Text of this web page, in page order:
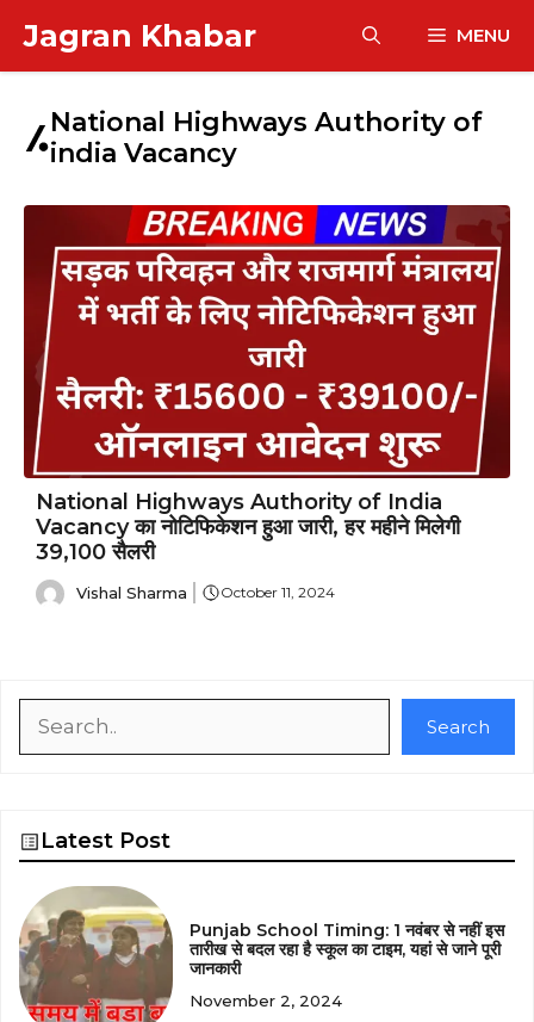
content
Jagran Khabar MENU
National Highways Authority of
india Vacancy
National Highways Authority of India
Vacancy का नोटिफिकेशन हुआ जारी, हर महीने मिलेगी
₹39,100 सैलरी
Vishal Sharma October 11, 2024
Search
Latest Post
Punjab School Timing: 1 नवंबर से नहीं इस
तारीख से बदल रहा है स्कूल का टाइम, यहां से जाने पूरी
जानकारी
November 2, 2024